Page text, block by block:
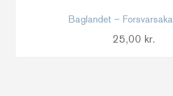
Baglandet –
25,00 kr.